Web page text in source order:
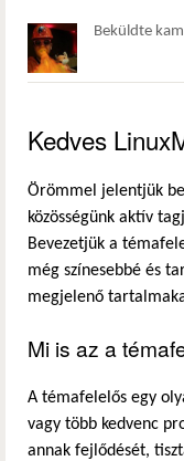
Beküldte
Kedves
Örömmel jelentjük
közösségünk aktív
Bevezetjük a
még színesebbé és
megjelenő
Mi is az a
A témafelelős egy
vagy több kedvenc
annak fejlődését,